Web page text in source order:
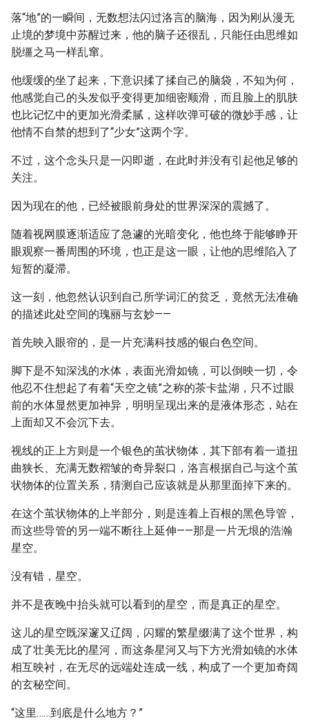
落“地”的一瞬间，无数想法闪过洛言的脑海，因为刚从漫无
止境的梦境中苏醒过来，他的脑子还很乱，只能任由思维如
脱缰之马一样乱窜。
他缓缓的坐了起来，下意识揉了揉自己的脑袋，不知为何，
他感觉自己的头发似乎变得更加细密顺滑，而且脸上的肌肤
也比记忆中的更加光滑柔腻，这样吹弹可破的微妙手感，让
他情不自禁的想到了“少女”这两个字。
不过，这个念头只是一闪即逝，在此时并没有引起他足够的
关注。
因为现在的他，已经被眼前身处的世界深深的震撼了。
随着视网膜逐渐适应了急遽的光暗变化，他也终于能够睁开
眼观察一番周围的环境，也正是这一眼，让他的思维陷入了
短暂的凝滞。
这一刻，他忽然认识到自己所学词汇的贫乏，竟然无法准确
的描述此处空间的瑰丽与玄妙——
首先映入眼帘的，是一片充满科技感的银白色空间。
脚下是不知深浅的水体，表面光滑如镜，可以倒映一切，令
他忍不住想起了有着“天空之镜”之称的茶卡盐湖，只不过眼
前的水体显然更加神异，明明呈现出来的是液体形态，站在
上面却又不会沉下去。
视线的正上方则是一个银色的茧状物体，其下部有着一道扭
曲狭长、充满无数褶皱的奇异裂口，洛言根据自己与这个茧
状物体的位置关系，猜测自己应该就是从那里面掉下来的。
在这个茧状物体的上半部分，则是连着上百根的黑色导管，
而这些导管的另一端不断往上延伸——那是一片无垠的浩瀚
星空。
没有错，星空。
并不是夜晚中抬头就可以看到的星空，而是真正的星空。
这儿的星空既深邃又辽阔，闪耀的繁星缀满了这个世界，构
成了壮美无比的星河，而这条星河又与下方光滑如镜的水体
相互映衬，在无尽的远端处连成一线，构成了一个更加奇阔
的玄秘空间。
“这里……到底是什么地方？”